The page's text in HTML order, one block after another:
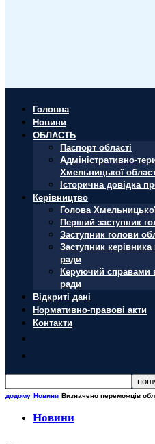
Головна
Новини
ОБЛАСТЬ
Паспорт області
Адміністративно-
Хмельницької
Історична довідка
Керівництво
Голова
Перший заступник
Заступник голови
Заступник
ради
Керуючий справами
ради
Відкриті дані
Нормативно-правові акти
Контакти
додому Новини Визначено переможців
Новини